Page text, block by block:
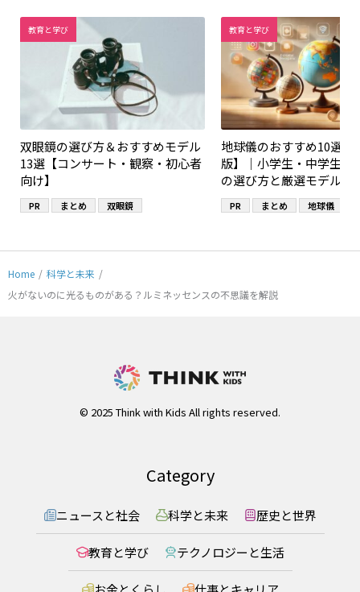
教育と学び
双眼鏡の選び方＆おすすめモデル
13選【コンサート・観察・初心者
向け】
PR まとめ 双眼鏡
教育と学び
地球儀のおすすめ10選【
版】｜小学生・中学生・
の選び方と厳選モデル
PR まとめ 地球儀
Home / 科学と未来 /
火がないのに光るものがある？ルミネッセンスの不思議を解説
© 2025 Think with Kids All rights reserved.
Category
ニュースと社会 科学と未来 歴史と世界
教育と学び テクノロジーと生活